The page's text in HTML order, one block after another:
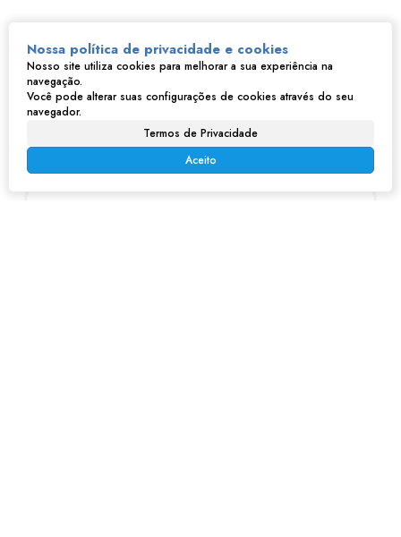
Nossa política de privacidade e cookies
Nosso site utiliza cookies para melhorar a sua experiência na
navegação.
Você pode alterar suas configurações de cookies através do seu
navegador.
Termos de Privacidade
Aceito
Consulte nossos Corretores